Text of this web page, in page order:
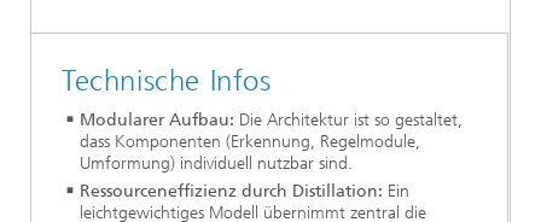
Technische Infos
Modularer Aufbau: Die Architektur ist so gestaltet,
dass Komponenten (Erkennung, Regelmodule,
Umformung) individuell nutzbar sind.
Ressourceneffizienz durch Distillation: Ein
leichtgewichtiges Modell übernimmt zentral die